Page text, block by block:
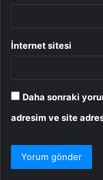
İnternet sitesi
Daha sonraki
adresim ve site